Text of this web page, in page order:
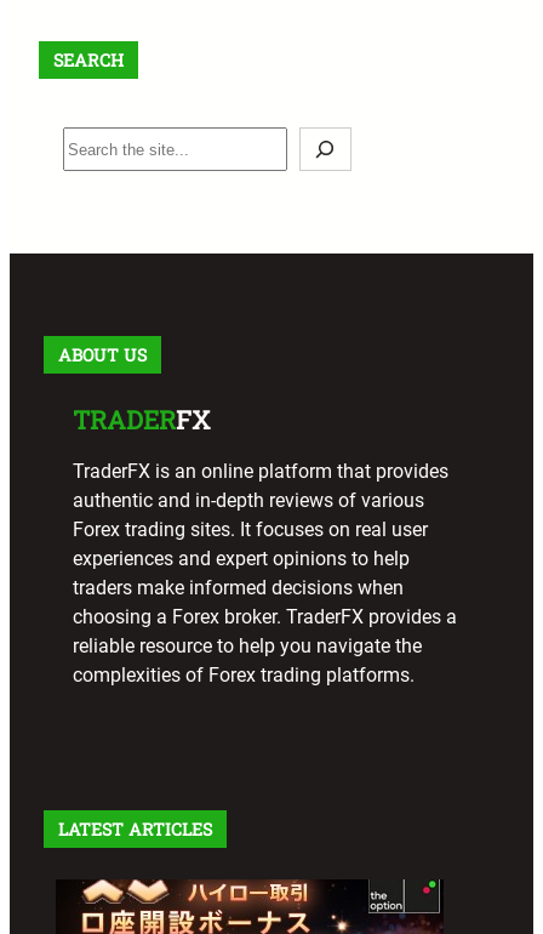
SEARCH
S
e
c
ABOUT US
TRADERFX
TraderFX is an online platform that provides
authentic and in-depth reviews of various
Forex trading sites. It focuses on real user
experiences and expert opinions to help
traders make informed decisions when
choosing a Forex broker. TraderFX provides a
reliable resource to help you navigate the
complexities of Forex trading platforms.
LATEST ARTICLES